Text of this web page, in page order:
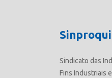
Sindicato das
Fins Industriais